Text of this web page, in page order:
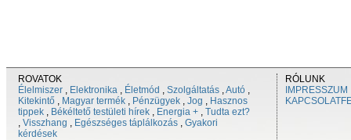
ROVATOK
Élelmiszer , Elektronika , Életmód , Szolgáltatás ,Autó ,
Kitekintő , Magyar termék , Pénzügyek , Jog , Hasznos
tippek , Békéltető testületi hírek , Energia + , Tudta ezt?
, Visszhang , Egészséges táplálkozás , Gyakori
kérdések
RÓLUNK
IMPRESSZUM